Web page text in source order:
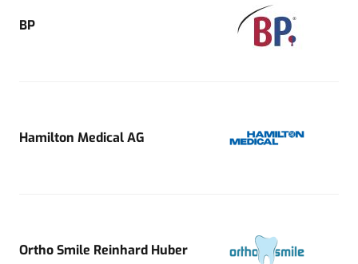
BP
Hamilton Medical AG
Ortho Smile Reinhard Huber